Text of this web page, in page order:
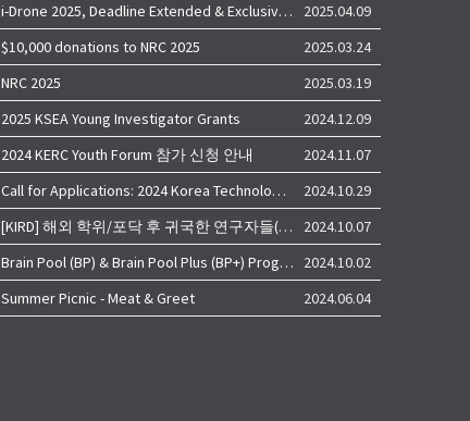
i-Drone 2025, Deadline Extended & Exclusive Opportunity to Travel to Korea!
2025.04.09
$10,000 donations to NRC 2025
2025.03.24
NRC 2025
2025.03.19
2025 KSEA Young Investigator Grants
2024.12.09
2024 KERC Youth Forum 참가 신청 안내
2024.11.07
Call for Applications: 2024 Korea Technology Advisory Group (K-TAG)
2024.10.29
[KIRD] 해외 학위/포닥 후 귀국한 연구자들(학교, 출연(연), 기업)의 경력개발 경험 공유 줌 세미나 안내
2024.10.07
Brain Pool (BP) & Brain Pool Plus (BP+) Programs
2024.10.02
Summer Picnic - Meat & Greet
2024.06.04